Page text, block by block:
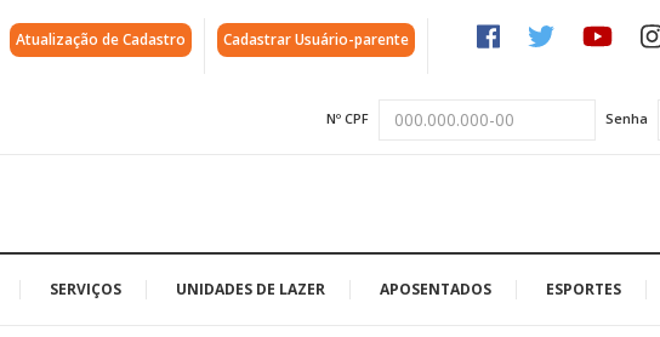
Atualização de Cadastro Cadastrar Usuário-parente
Nº CPF Senha
SERVIÇOS UNIDADES DE LAZER APOSENTADOS ESPORTES